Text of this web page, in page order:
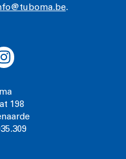
.
198